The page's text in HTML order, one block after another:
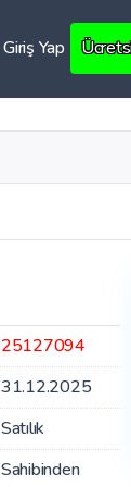
Giriş Yap
25127094
31.12.2025
Satılık
Sahibinden